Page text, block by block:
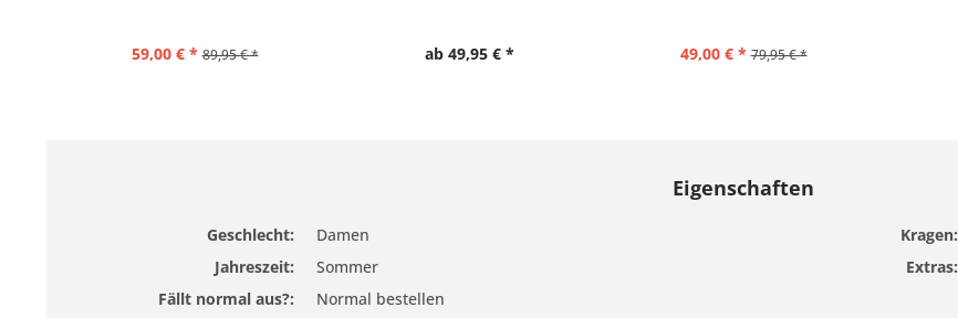
59,00 € * 89,95 € * ab 49,95 € * 49,00 € * 79,95 € *
Eigenschaften
Geschlecht:
Damen
Jahreszeit:
Sommer
Fällt normal aus?:
Normal bestellen
Kragen:
Extras: